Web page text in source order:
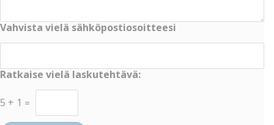
Vahvista vielä sähköpostiosoitteesi
Ratkaise vielä laskutehtävä:
5 + 1 =